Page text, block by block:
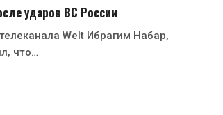
ударов ВС России
Welt Ибрагим Набар,
что…